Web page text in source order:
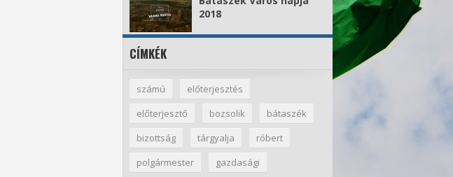
2018
CÍMKÉK
számú
előterjesztés
előterjesztő
bozsolik
bátaszék
bizottság
tárgyalja
róbert
polgármester
gazdasági